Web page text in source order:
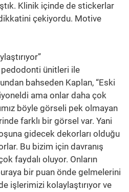
Klinik içinde de stickerlar
çekiyordu. Motive
pedodonti ünitleri ile
bahseden Kaplan, “Eski
ama onlar daha çok
böyle görseli pek olmayan
farklı bir görsel var. Yani
gidecek dekorları olduğu
Bu bizim için davranış
faydalı oluyor. Onların
bir puan önde gelmelerini
işlerimizi kolaylaştırıyor ve